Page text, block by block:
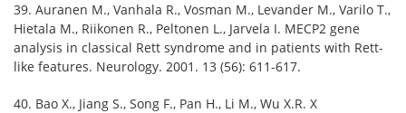
39. Auranen M., Vanhala R., Vosman M., Levander M., Varilo T.,
Hietala M., Riikonen R., Peltonen L., Jarvela I. MECP2 gene
analysis in classical Rett syndrome and in patients with Rett-
like features. Neurology. 2001. 13 (56): 611-617.
40. Bao X., Jiang S., Song F., Pan H., Li M., Wu X.R. X